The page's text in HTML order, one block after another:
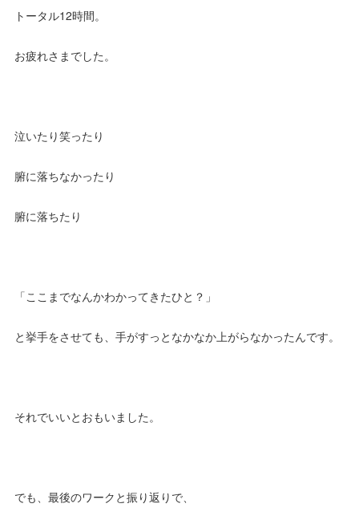
トータル12時間。
お疲れさまでした。
泣いたり笑ったり
腑に落ちなかったり
腑に落ちたり
「ここまでなんかわかってきたひと？」
と挙手をさせても、手がすっとなかなか上がらなかったんです。
それでいいとおもいました。
でも、最後のワークと振り返りで、